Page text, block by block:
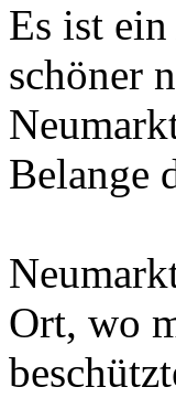
Es ist
schöner
Belange
Ort, wo